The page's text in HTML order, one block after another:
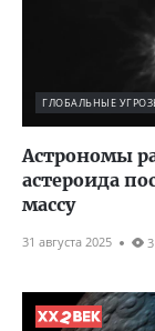
ГЛОБАЛЬНЫЕ
Астрономы
астероида
массу
31 августа 2025